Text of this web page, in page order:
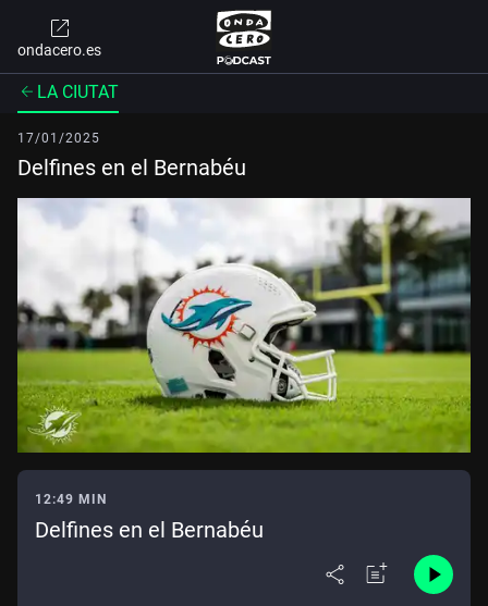
ondacero.es
LA CIUTAT
17/01/2025
Delfines en el Bernabéu
12:49 MIN
Delfines en el Bernabéu